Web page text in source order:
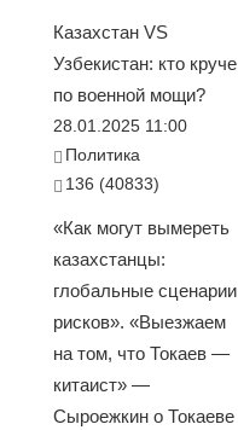
Казахстан VS
Узбекистан: кто круче
по военной мощи?
28.01.2025 11:00
Политика
136 (40833)
«Как могут вымереть
казахстанцы:
глобальные сценарии
рисков». «Выезжаем
на том, что Токаев —
китаист» —
Сыроежкин о Токаеве